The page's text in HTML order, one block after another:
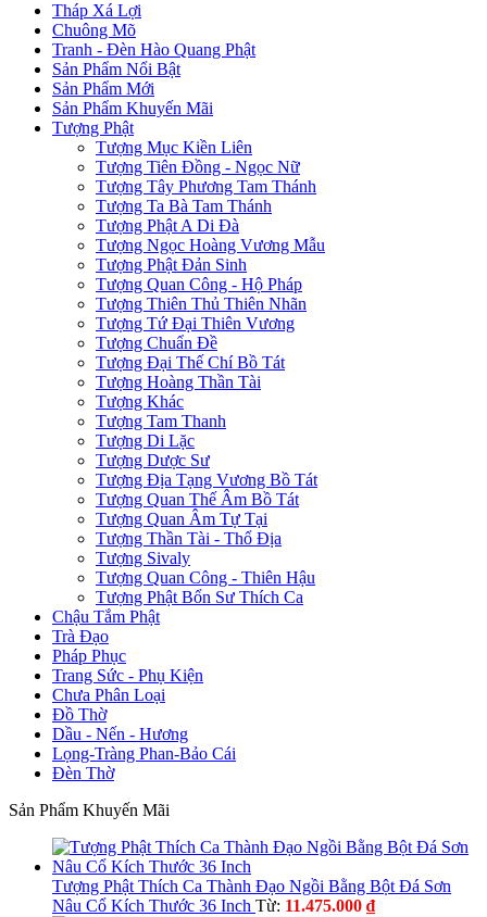
Tháp Xá Lợi
Chuông Mõ
Tranh - Đèn Hào Quang Phật
Sản Phẩm Nổi Bật
Sản Phẩm Mới
Sản Phẩm Khuyến Mãi
Tượng Phật
Tượng Mục Kiền Liên
Tượng Tiên Đồng - Ngọc Nữ
Tượng Tây Phương Tam Thánh
Tượng Ta Bà Tam Thánh
Tượng Phật A Di Đà
Tượng Ngọc Hoàng Vương Mẫu
Tượng Phật Đản Sinh
Tượng Quan Công - Hộ Pháp
Tượng Thiên Thủ Thiên Nhãn
Tượng Tứ Đại Thiên Vương
Tượng Chuẩn Đề
Tượng Đại Thế Chí Bồ Tát
Tượng Hoàng Thần Tài
Tượng Khác
Tượng Tam Thanh
Tượng Di Lặc
Tượng Dược Sư
Tượng Địa Tạng Vương Bồ Tát
Tượng Quan Thế Âm Bồ Tát
Tượng Quan Âm Tự Tại
Tượng Thần Tài - Thổ Địa
Tượng Sivaly
Tượng Quan Công - Thiên Hậu
Tượng Phật Bổn Sư Thích Ca
Chậu Tắm Phật
Trà Đạo
Pháp Phục
Trang Sức - Phụ Kiện
Chưa Phân Loại
Đồ Thờ
Dầu - Nến - Hương
Lọng-Tràng Phan-Bảo Cái
Đèn Thờ
Sản Phẩm Khuyến Mãi
Tượng Phật Thích Ca Thành Đạo Ngồi Bằng Bột Đá Sơn
Nâu Cổ Kích Thước 36 Inch Từ: 11.475.000 ₫